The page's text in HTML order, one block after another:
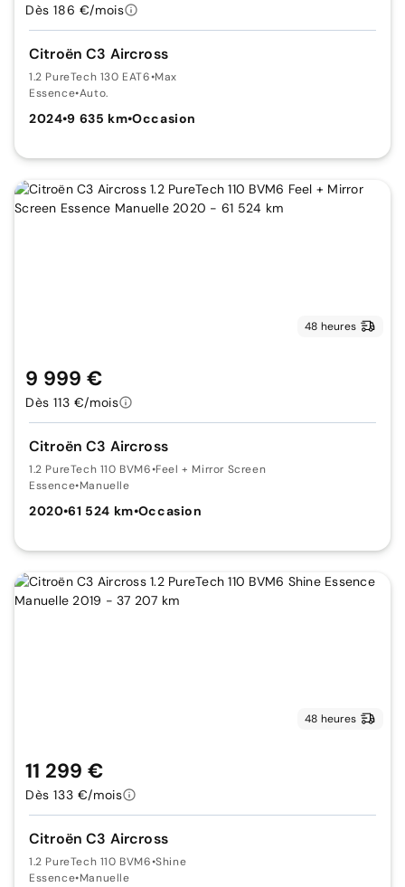
Citroën C3 Aircross
1.2 PureTech 130 EAT6•Max
Essence•Auto.
2024•9 635 km•Occasion
Dès 186 €/mois
48 heures
Citroën C3 Aircross
1.2 PureTech 110 BVM6•Feel + Mirror Screen
Essence•Manuelle
2020•61 524 km•Occasion
9 999 €
Dès 113 €/mois
48 heures
Citroën C3 Aircross
1.2 PureTech 110 BVM6•Shine
Essence•Manuelle
11 299 €
Dès 133 €/mois